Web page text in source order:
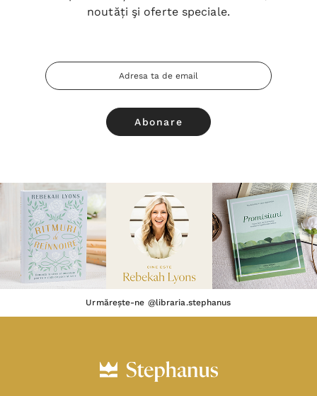
noutăți şi oferte speciale.
Adresa
Email
Urmărește-ne @libraria.stephanus